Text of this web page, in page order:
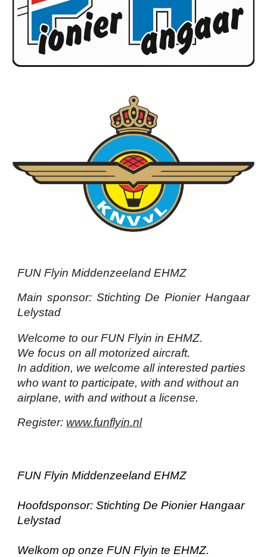
FUN Flyin Middenzeeland EHMZ
Main sponsor: Stichting De Pionier Hangaar
Lelystad
Welcome to our FUN Flyin in EHMZ.
We focus on all motorized aircraft.
In addition, we welcome all interested parties
who want to participate, with and without an
airplane, with and without a license.
Register: www.funflyin.nl
FUN Flyin Middenzeeland EHMZ
Hoofdsponsor: Stichting De Pionier Hangaar
Lelystad
Welkom op onze FUN Flyin te EHMZ.